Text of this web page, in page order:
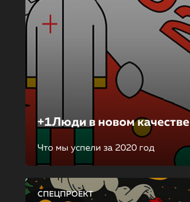
+1Люди в новом качестве
Что мы успели за 2020 год
СПЕЦПРОЕКТ